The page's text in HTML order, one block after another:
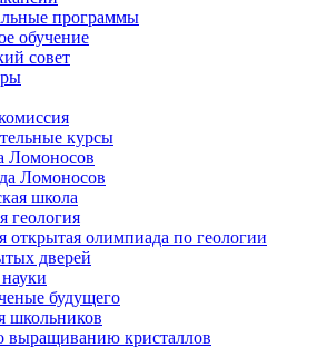
программы
обучение
совет
курсы
Ломоносов
Ломоносов
школа
геология
открытая олимпиада по геологии
дверей
будущего
школьников
выращиванию кристаллов